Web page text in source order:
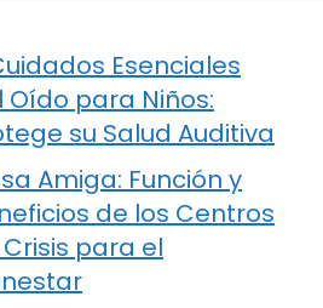
Esenciales
Oído para Niños:
su Salud Auditiva
Amiga: Función y
de los Centros
para el